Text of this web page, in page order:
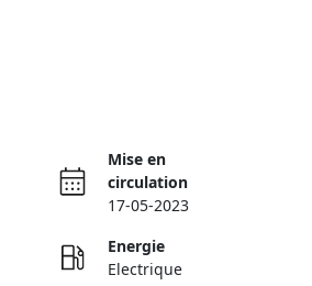
Mise en
circulation
17-05-2023
Energie
Electrique